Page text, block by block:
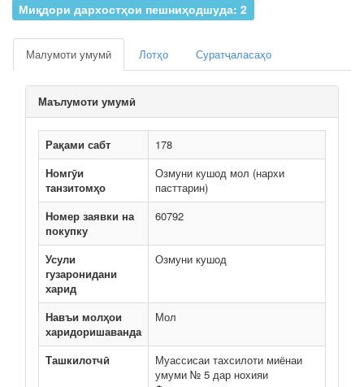
Миқдори дархостҳои пешниҳодшуда: 2
Малумоти умумӣ Лотҳо Суратҷаласаҳо
Маълумоти умумӣ
Рақами сабт
178
Номгӯи
танзитомҳо
Озмуни кушод мол (нархи
пасттарин)
Номер заявки на
покупку
60792
Усули
гузаронидани
харид
Озмуни кушод
Навъи молҳои
харидоришаванда
Мол
Ташкилотчӣ
Муассисаи тахсилоти миёнаи
умуми № 5 дар нохияи